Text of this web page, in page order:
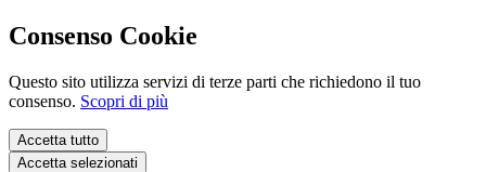
Consenso Cookie
Questo sito utilizza servizi di terze parti che richiedono il tuo
consenso. Scopri di più
Accetta tutto
Accetta selezionati